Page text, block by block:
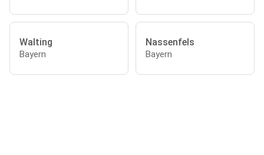
Walting
Bayern
Nassenfels
Bayern